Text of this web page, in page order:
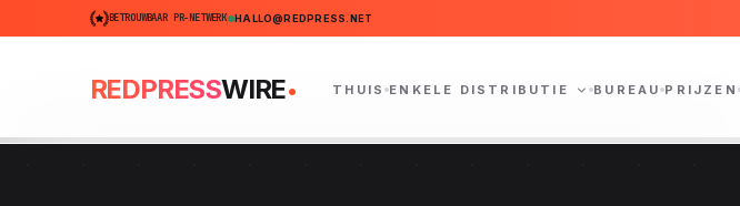
BETROUWBAAR PR-NETWERK HALLO@REDPRESS.NET
REDPRESSWIRE. THUIS ENKELE DISTRIBUTIE BUREAU PRIJZEN